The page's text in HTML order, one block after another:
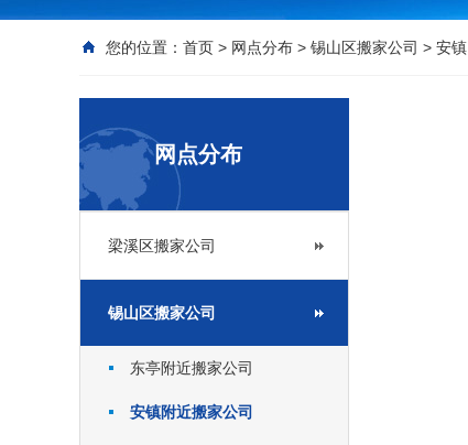
您的位置： 首页 > 网点分布 > 锡山区搬家公司 > 安镇
网点分布
梁溪区搬家公司
锡山区搬家公司
东亭附近搬家公司
安镇附近搬家公司